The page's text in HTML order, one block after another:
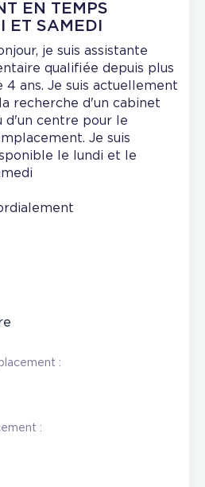
EN TEMPS
ET SAMEDI
je suis assistante
qualifiée depuis plus
4 ans. Je suis actuellement
recherche d'un cabinet
d'un centre pour le
Je suis
le lundi et le
:
: